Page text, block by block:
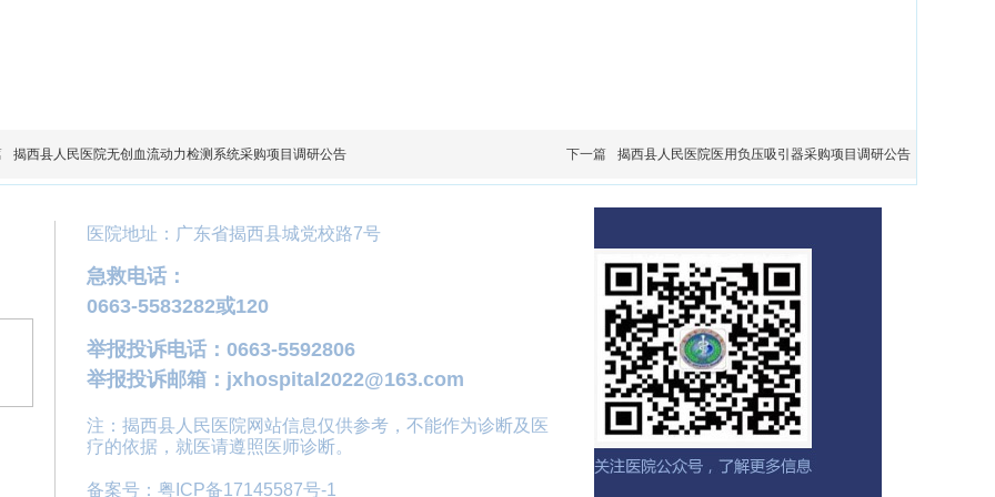
揭西县人民医院无创血流动力检测系统采购项目调研公告 下一篇 揭西县人民医院医用负压吸引器采购项目调研公告
医院地址：广东省揭西县城党校路7号
急救电话：
0663-5583282或120
举报投诉电话：0663-5592806
举报投诉邮箱：jxhospital2022@163.com
注：揭西县人民医院网站信息仅供参考，不能作为诊断及医
疗的依据，就医请遵照医师诊断。
备案号：粤ICP备17145587号-1